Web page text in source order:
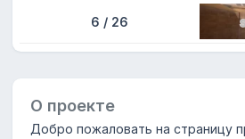
6 / 26
О проекте
Добро пожаловать на страницу